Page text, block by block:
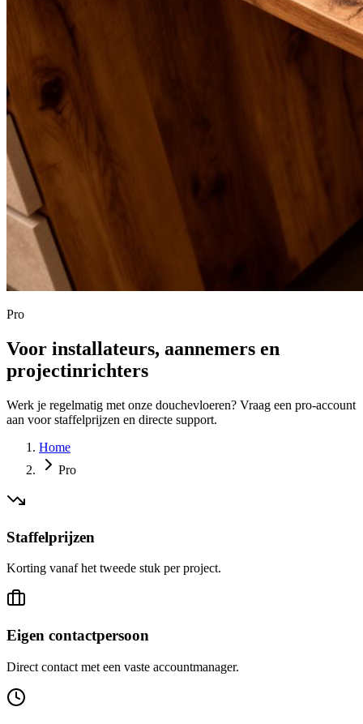
Pro
Voor installateurs, aannemers en
projectinrichters
Werk je regelmatig met onze douchevloeren? Vraag een pro-account
aan voor staffelprijzen en directe support.
Home
Pro
Staffelprijzen
Korting vanaf het tweede stuk per project.
Eigen contactpersoon
Direct contact met een vaste accountmanager.